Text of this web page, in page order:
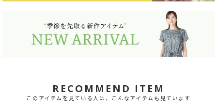
RECOMMEND ITEM
このアイテムを見ている人は、こんなアイテムも見ています